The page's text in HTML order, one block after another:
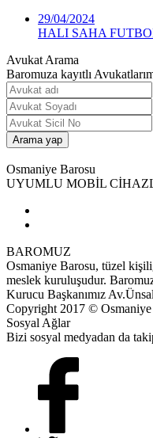
29/04/2024
HALI SAHA
Avukat Arama
Baromuza kayıtlı
Osmaniye Barosu
UYUMLU MOBİL
BAROMUZ
Osmaniye Barosu, tüzel
meslek kuruluşudur.
Kurucu Başkanımız
Copyright 2017 ©
Sosyal Ağlar
Bizi sosyal medyadan da